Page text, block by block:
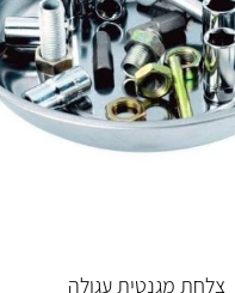
צלחת מגנטית עגולה